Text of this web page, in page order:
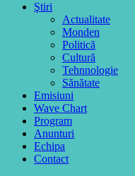
Ştiri
Actualitate
Monden
Politică
Cultură
Tehnnologie
Sănătate
Emisiuni
Wave Chart
Program
Anunturi
Echipa
Contact